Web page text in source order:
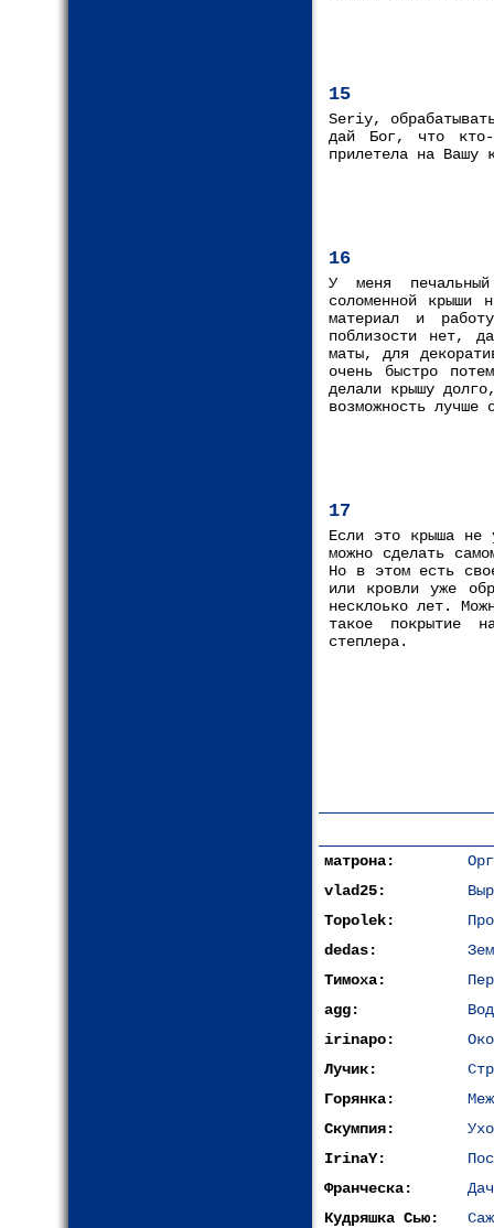
15
Seriy,
дай Бог, что кто-
прилетела на Вашу
16
У меня
соломенной крыши
материал и
поблизости нет,
маты, для
очень быстро
делали крышу
возможность лучше
17
Если это крыша
можно сделать
Но в этом есть
или кровли уже
несклоько лет.
такое покрытие
степлера.
матрона:
vlad25:
Topolek:
dedas:
Тимоха:
agg:
irinapo:
Лучик:
Горянка:
Скумпия:
IrinaY:
Франческа:
Кудряшка Сью: